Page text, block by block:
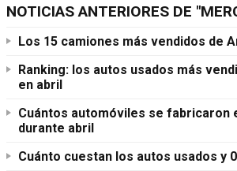
NOTICIAS ANTERIORES DE
Los 15 camiones más vendidos de
Ranking: los autos usados más
en abril
Cuántos automóviles se fabricaron
durante abril
Cuánto cuestan los autos usados y